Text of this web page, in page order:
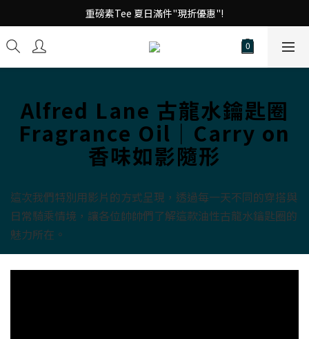
台 港 澳 消費滿千享免運!
重磅素Tee 夏日滿件"現折優惠"!
台 港 澳 消費滿千享免運!
Alfred Lane 古龍水鑰匙圈
Fragrance Oil｜Carry on
香味如影隨形
這次我們特別用影片的方式呈現，透過每一天不同的穿搭與
日常騎乘情境，讓各位帥帥們了解這款油性古龍水鑰匙圈的
魅力所在。